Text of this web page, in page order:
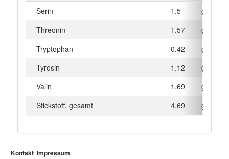
Serin
1.5
g
Threonin
1.57
g
Tryptophan
0.42
g
Tyrosin
1.12
g
Valin
1.69
g
Stickstoff, gesamt
4.69 g
Kontakt Impressum